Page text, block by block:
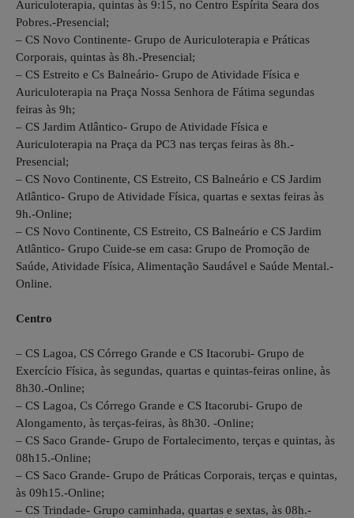
Auriculoterapia, quintas às 9:15, no Centro Espírita Seara dos
Pobres.-Presencial;
– CS Novo Continente- Grupo de Auriculoterapia e Práticas
Corporais, quintas às 8h.-Presencial;
– CS Estreito e Cs Balneário- Grupo de Atividade Física e
Auriculoterapia na Praça Nossa Senhora de Fátima segundas
feiras às 9h;
– CS Jardim Atlântico- Grupo de Atividade Física e
Auriculoterapia na Praça da PC3 nas terças feiras às 8h.-
Presencial;
– CS Novo Continente, CS Estreito, CS Balneário e CS Jardim
Atlântico- Grupo de Atividade Física, quartas e sextas feiras às
9h.-Online;
– CS Novo Continente, CS Estreito, CS Balneário e CS Jardim
Atlântico- Grupo Cuide-se em casa: Grupo de Promoção de
Saúde, Atividade Física, Alimentação Saudável e Saúde Mental.-
Online.
Centro
– CS Lagoa, CS Córrego Grande e CS Itacorubi- Grupo de
Exercício Física, às segundas, quartas e quintas-feiras online, às
8h30.-Online;
– CS Lagoa, Cs Córrego Grande e CS Itacorubi- Grupo de
Alongamento, às terças-feiras, às 8h30. -Online;
– CS Saco Grande- Grupo de Fortalecimento, terças e quintas, às
08h15.-Online;
– CS Saco Grande- Grupo de Práticas Corporais, terças e quintas,
às 09h15.-Online;
– CS Trindade- Grupo caminhada, quartas e sextas, às 08h.-